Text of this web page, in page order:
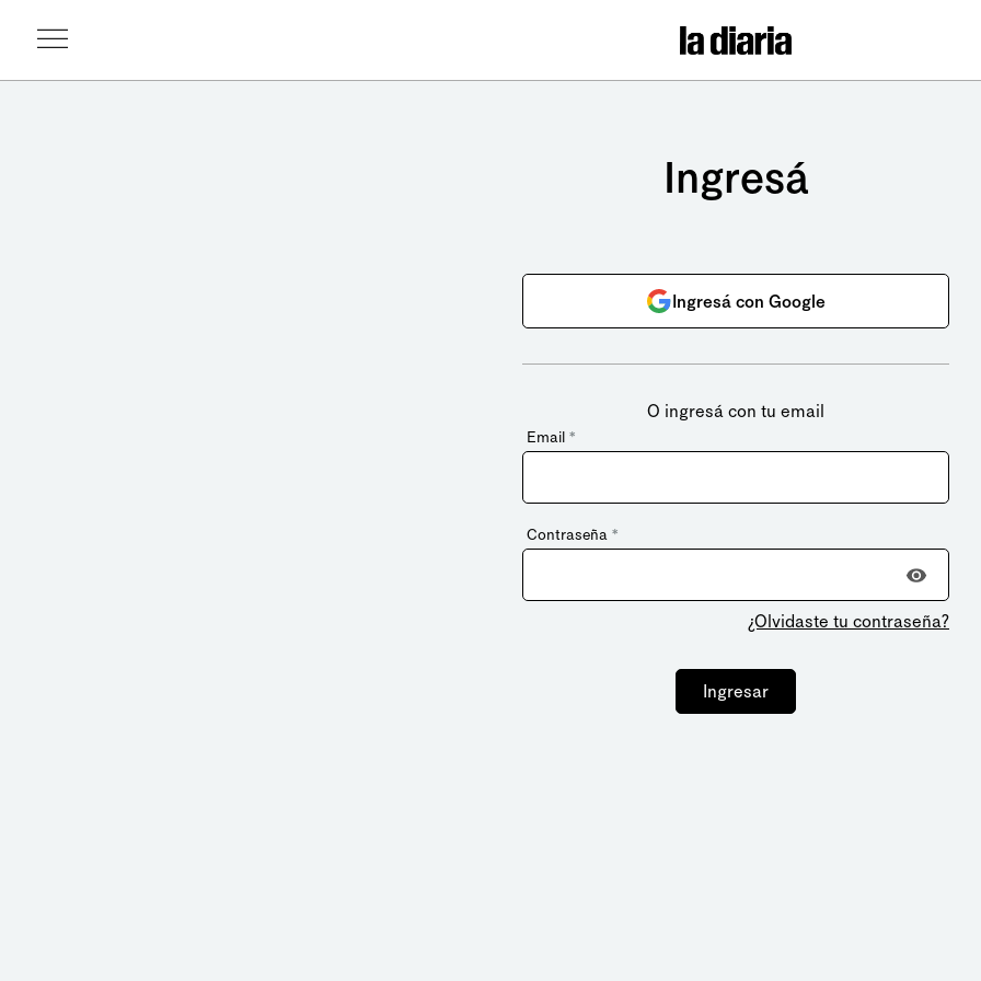
Ingresá
Ingresá con Google
O ingresá con tu email
Email *
Contraseña *
¿Olvidaste tu contraseña?
Ingresar